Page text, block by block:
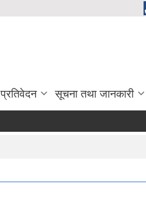
प्रतिवेदन सूचना तथा जानकारी